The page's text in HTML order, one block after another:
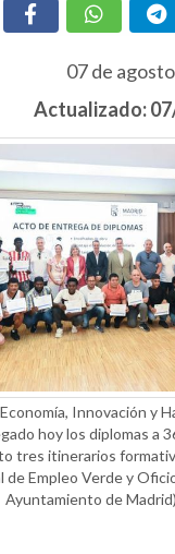
07 de
Actualizado:
Innovación y
hoy los diplomas a
tres itinerarios
de Empleo Verde y
Ayuntamiento de Madrid)